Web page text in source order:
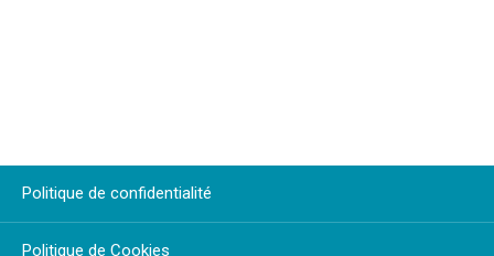
Politique de confidentialité
Politique de Cookies